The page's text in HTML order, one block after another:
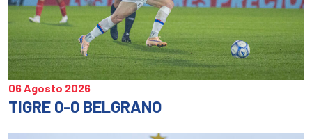
06 Agosto 2026
TIGRE 0-0 BELGRANO